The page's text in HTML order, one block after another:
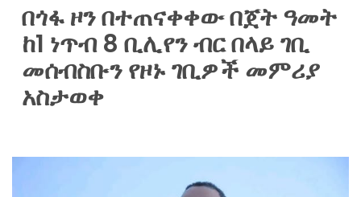
በጎፋ ዞን በተጠናቀቀው በጀት ዓመት
ከ1 ነጥብ 8 ቢሊየን ብር በላይ ገቢ
መሰብስቡን የዞኑ ገቢዎች መምሪያ
አስታወቀ